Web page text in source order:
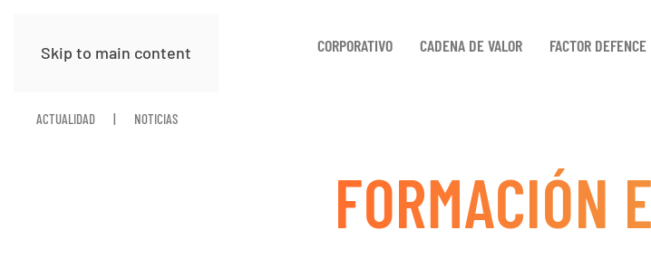
Skip to main content CORPORATIVO CADENA DE VALOR FACTOR DEFENCE
ACTUALIDAD NOTICIAS
FORMACIÓN